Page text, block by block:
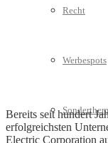
Recht
Werbespots
Bereits seit hundert
erfolgreichsten
Electric Corporation